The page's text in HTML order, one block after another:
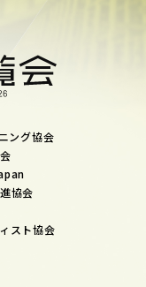
ング協会
協会
スト協会